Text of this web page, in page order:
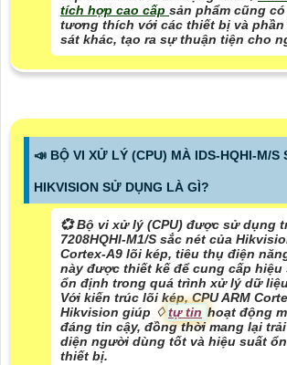
tích hợp cao cấp sản phẩm cũng
tương thích với các thiết bị và phần
sát khác, tạo ra sự thuận tiện cho
📣 BỘ VI XỬ LÝ (CPU) MÀ IDS-HQHI-M/S
HIKVISION SỬ DỤNG LÀ GÌ?
💞 Bộ vi xử lý (CPU) được sử dụng
7208HQHI-M1/S sắc nét của
Cortex-A9 lõi kép, tiêu thụ điện
này được thiết kế để cung cấp hiệu
ổn định trong quá trình xử lý dữ
Với kiến trúc lõi kép, CPU ARM
Hikvision giúp ♢tự tin hoạt động
đáng tin cậy, đồng thời mang lại
diện người dùng tốt và hiệu suất
thiết bị.